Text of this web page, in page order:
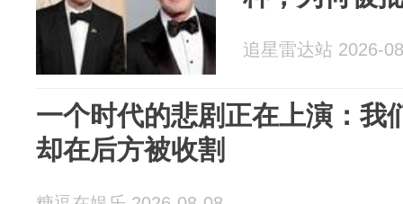
追星雷达站 2026-
一个时代的悲剧正在上演：我
却在后方被收割